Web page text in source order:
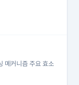
메커니즘 주요 효소